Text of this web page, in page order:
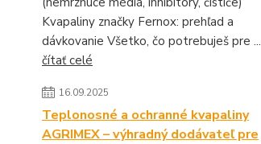
Kvapaliny značky Fernox: prehľad a
dávkovanie Všetko, čo potrebuješ pre ...
čítať celé
16.09.2025
Teplonosné a ochranné kvapaliny
AGRIMEX – výhradný dodávateľ pre